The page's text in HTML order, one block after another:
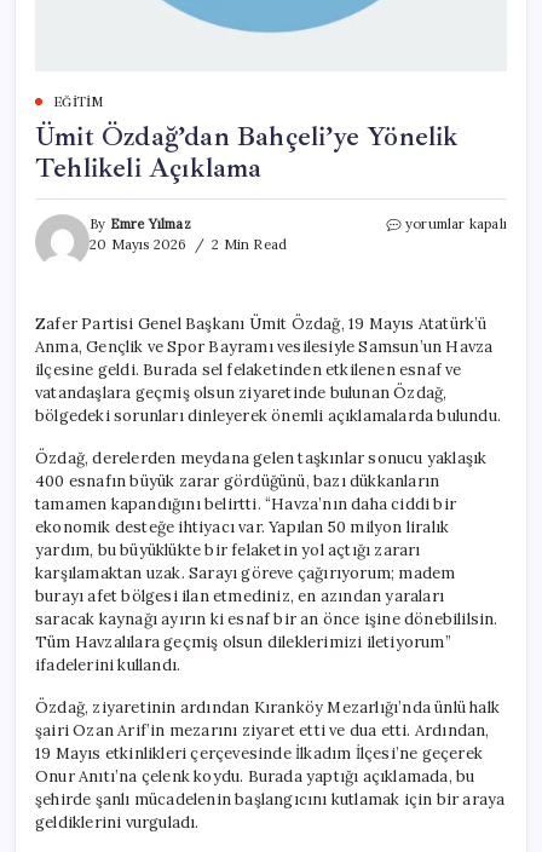
EĞITIM
Ümit Özdağ’dan Bahçeli’ye Yönelik
Tehlikeli Açıklama
By Emre Yılmaz
20 Mayıs 2026
2 Min Read
Ümit
Açıklama
için
yorumlar kapalı
Zafer Partisi Genel Başkanı Ümit Özdağ, 19 Mayıs Atatürk’ü
Anma, Gençlik ve Spor Bayramı vesilesiyle Samsun’un Havza
ilçesine geldi. Burada sel felaketinden etkilenen esnaf ve
vatandaşlara geçmiş olsun ziyaretinde bulunan Özdağ,
bölgedeki sorunları dinleyerek önemli açıklamalarda bulundu.
Özdağ, derelerden meydana gelen taşkınlar sonucu yaklaşık
400 esnafın büyük zarar gördüğünü, bazı dükkanların
tamamen kapandığını belirtti. “Havza’nın daha ciddi bir
ekonomik desteğe ihtiyacı var. Yapılan 50 milyon liralık
yardım, bu büyüklükte bir felaketin yol açtığı zararı
karşılamaktan uzak. Sarayı göreve çağırıyorum; madem
burayı afet bölgesi ilan etmediniz, en azından yaraları
saracak kaynağı ayırın ki esnaf bir an önce işine dönebililsin.
Tüm Havzalılara geçmiş olsun dileklerimizi iletiyorum”
ifadelerini kullandı.
Özdağ, ziyaretinin ardından Kıranköy Mezarlığı’nda ünlü halk
şairi Ozan Arif’in mezarını ziyaret etti ve dua etti. Ardından,
19 Mayıs etkinlikleri çerçevesinde İlkadım İlçesi’ne geçerek
Onur Anıtı’na çelenk koydu. Burada yaptığı açıklamada, bu
şehirde şanlı mücadelenin başlangıcını kutlamak için bir araya
geldiklerini vurguladı.